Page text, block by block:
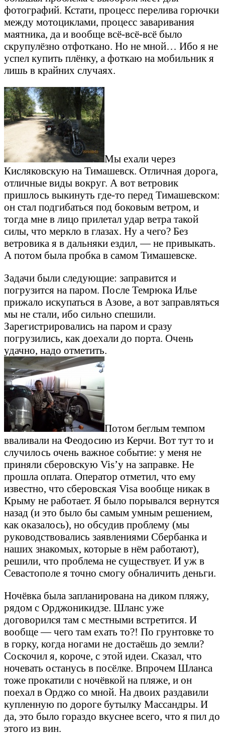
фотографий. Кстати, процесс перелива горючки
между мотоциклами, процесс заваривания
маятника, да и вообще всё-всё-всё было
скрупулёзно отфоткано. Но не мной… Ибо я не
успел купить плёнку, а фоткаю на мобильник я
лишь в крайних случаях.
Мы ехали через
Кисляковскую на Тимашевск. Отличная дорога,
отличные виды вокруг. А вот ветровик
пришлось выкинуть где-то перед Тимашевском:
он стал подгибаться под боковым ветром, и
тогда мне в лицо прилетал удар ветра такой
силы, что меркло в глазах. Ну а чего? Без
ветровика я в дальняки ездил, — не привыкать.
А потом была пробка в самом Тимашевске.
Задачи были следующие: заправится и
погрузится на паром. После Темрюка Илье
прижало искупаться в Азове, а вот заправляться
мы не стали, ибо сильно спешили.
Зарегистрировались на паром и сразу
погрузились, как доехали до порта. Очень
удачно, надо отметить.
Потом беглым темпом
вваливали на Феодосию из Керчи. Вот тут то и
случилось очень важное событие: у меня не
приняли сберовскую Vis’у на заправке. Не
прошла оплата. Оператор отметил, что ему
известно, что сберовская Visa вообще никак в
Крыму не работает. Я было порывался вернутся
назад (и это было бы самым умным решением,
как оказалось), но обсудив проблему (мы
руководствовались заявлениями Сбербанка и
наших знакомых, которые в нём работают),
решили, что проблема не существует. И уж в
Севастополе я точно смогу обналичить деньги.
Ночёвка была запланирована на диком пляжу,
рядом с Орджоникидзе. Шланс уже
договорился там с местными встретится. И
вообще — чего там ехать то?! По грунтовке то
в горку, когда ногами не достаёшь до земли?
Соскочил я, короче, с этой идеи. Сказал, что
ночевать останусь в посёлке. Впрочем Шланса
тоже прокатили с ночёвкой на пляже, и он
поехал в Орджо со мной. На двоих раздавили
купленную по дороге бутылку Массандры. И
да, это было гораздо вкуснее всего, что я пил до
этого из вин.